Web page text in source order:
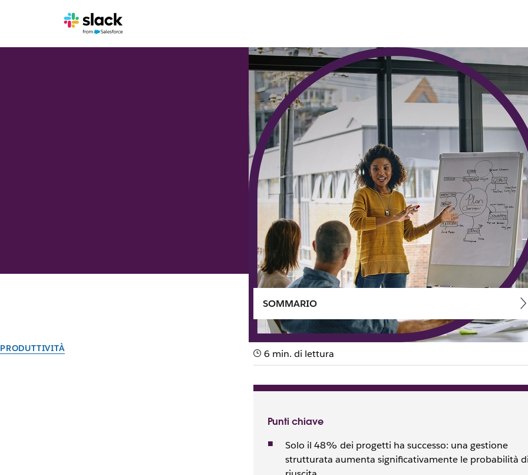
PRODUTTIVITÀ
Cos’è la gestione di progetto e quali sono le sue
SOMMARIO
6 min. di lettura
Punti chiave
Solo il 48% dei progetti ha successo: una gestione
strutturata aumenta significativamente le probabilità